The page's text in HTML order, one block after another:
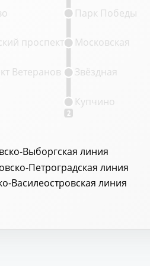
Выборгская линия
Петроградская линия
Василеостровская линия
2
Ветеранов
проспект
Купчино
Звёздная
Московская
Парк Победы